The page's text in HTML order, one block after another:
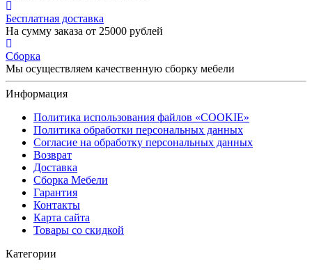
Бесплатная доставка
На сумму заказа от 25000 рублей
Сборка
Мы осуществляем качественную сборку мебели
Информация
Политика использования файлов «COOKIE»
Политика обработки персональных данных
Согласие на обработку персональных данных
Возврат
Доставка
Сборка Мебели
Гарантия
Контакты
Карта сайта
Товары со скидкой
Категории